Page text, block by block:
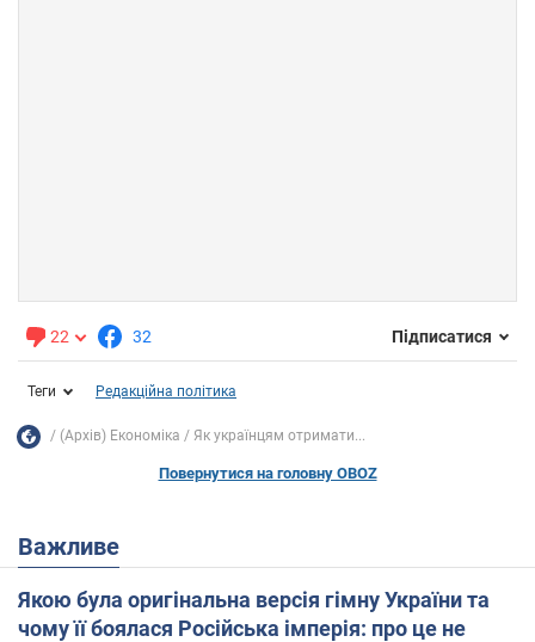
22 32 Підписатися
Теги Редакційна політика
(Архів) Економіка Як українцям отримати...
Повернутися на головну OBOZ
Важливе
Якою була оригінальна версія гімну України та
чому її боялася Російська імперія: про це не